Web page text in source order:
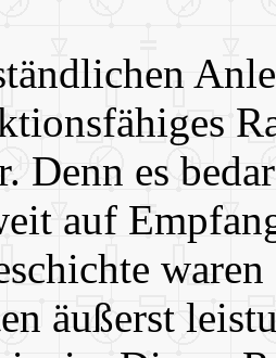
Denn es
auf
äußerst